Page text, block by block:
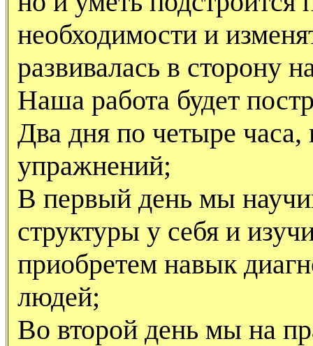
необходимости и
развивалась в сторону
Наша работа будет
Два дня по четыре
упражнений;
В первый день мы
структуры у себя и
приобретем навык
людей;
Во второй день мы на